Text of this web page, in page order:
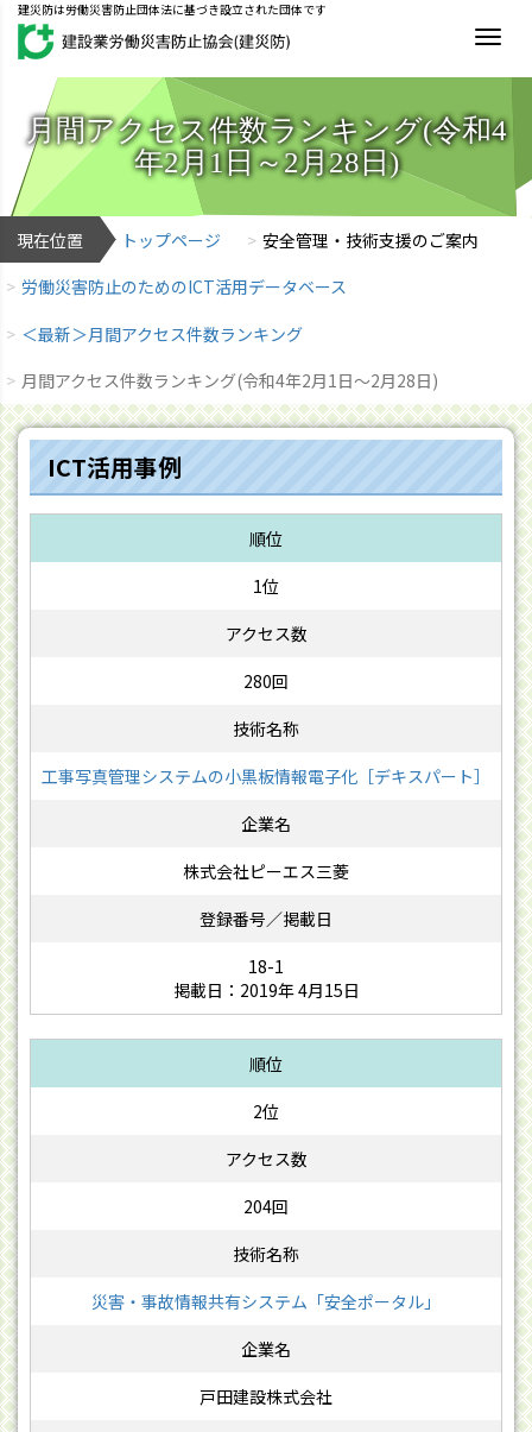
建災防は労働災害防止団体法に基づき設立された団体です
月間アクセス件数ランキング(令和4
年2月1日～2月28日)
現在位置 トップページ
安全管理・技術支援のご案内
労働災害防止のためのICT活用データベース
＜最新＞月間アクセス件数ランキング
月間アクセス件数ランキング(令和4年2月1日～2月28日)
ICT活用事例
1位
280回
工事写真管理システムの小黒板情報電子化［デキスパート］
株式会社ピーエス三菱
18-1
掲載日：2019年 4月15日
2位
204回
災害・事故情報共有システム「安全ポータル」
戸田建設株式会社